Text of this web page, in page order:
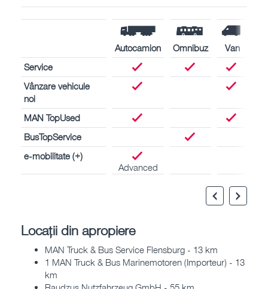
Autocamion Omnibuz
Van
Service
Vânzare vehicule
noi
MAN TopUsed
BusTopService
e-mobilitate (+)
Advanced
Locații din apropiere
MAN Truck & Bus Service Flensburg - 13 km
1 MAN Truck & Bus Marinemotoren (Importeur) - 13
km